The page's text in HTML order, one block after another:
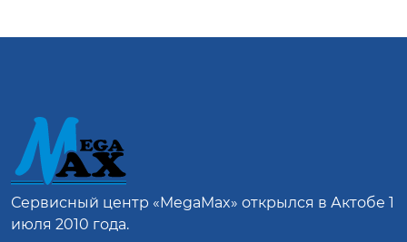
Сервисный центр «MegaMax» открылся в Актобе 1
июля 2010 года.